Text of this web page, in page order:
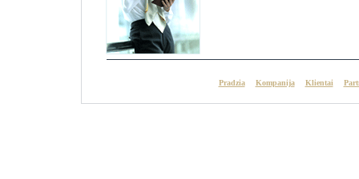
Pradzia Kompanija Klientai